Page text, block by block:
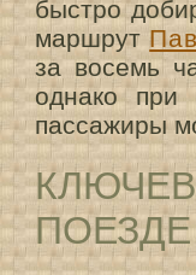
быстро
маршрут
за восемь
однако при
пассажиры
ПОЕЗДЕ